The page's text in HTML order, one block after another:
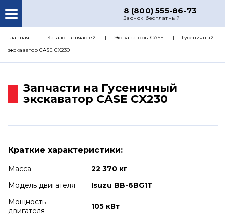
8 (800) 555-86-73
Звонок бесплатный
О НАС
ДОСТАВКА
Главная Каталог запчастей Экскаваторы CASE
Гусеничный
экскаватор CASE CX230
Запчасти на Гусеничный
экскаватор CASE CX230
Краткие характеристики:
Масса
22 370 кг
Модель двигателя
Isuzu BB-6BG1T
Мощность
двигателя
105 кВт